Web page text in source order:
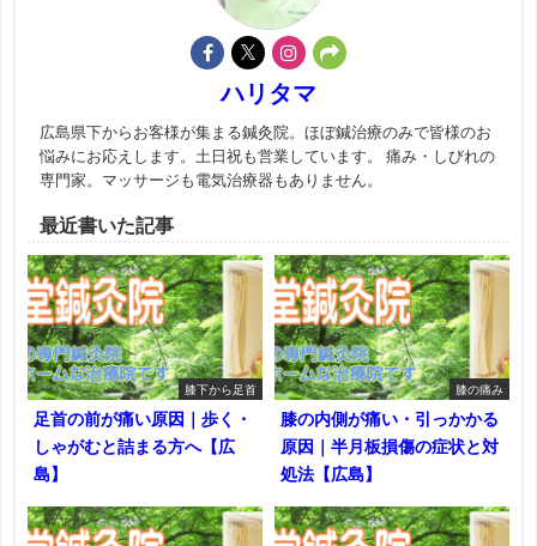
ハリタマ
広島県下からお客様が集まる鍼灸院。ほぼ鍼治療のみで皆様のお
悩みにお応えします。土日祝も営業しています。 痛み・しびれの
専門家。マッサージも電気治療器もありません。
最近書いた記事
膝下から足首
足首の前が痛い原因｜歩く・
しゃがむと詰まる方へ【広
島】
膝の痛み
膝の内側が痛い・引っかかる
原因｜半月板損傷の症状と対
処法【広島】